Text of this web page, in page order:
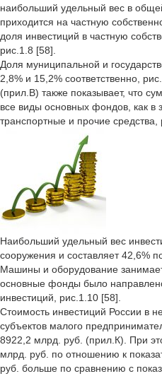
наибольший удельный вес в
приходится на частную
доля инвестиций в частную
рис.1.8 [58].
Доля муниципальной и
2,8% и 15,2% соответственно,
(прил.В) также показывает, что
все виды основных фондов, как в
транспортные и прочие средства,
Наибольший удельный вес
сооружения и составляет 42,6%
Машины и оборудование
основные фонды было
инвестиций, рис.1.10 [58].
Стоимость инвестиций России в
субъектов малого
8922,2 млрд. руб. (прил.К). При
млрд. руб. по отношению к
руб. больше по сравнению с